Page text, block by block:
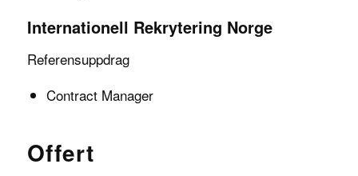
Internationell Rekrytering Norge
Referensuppdrag
Contract Manager
Offert